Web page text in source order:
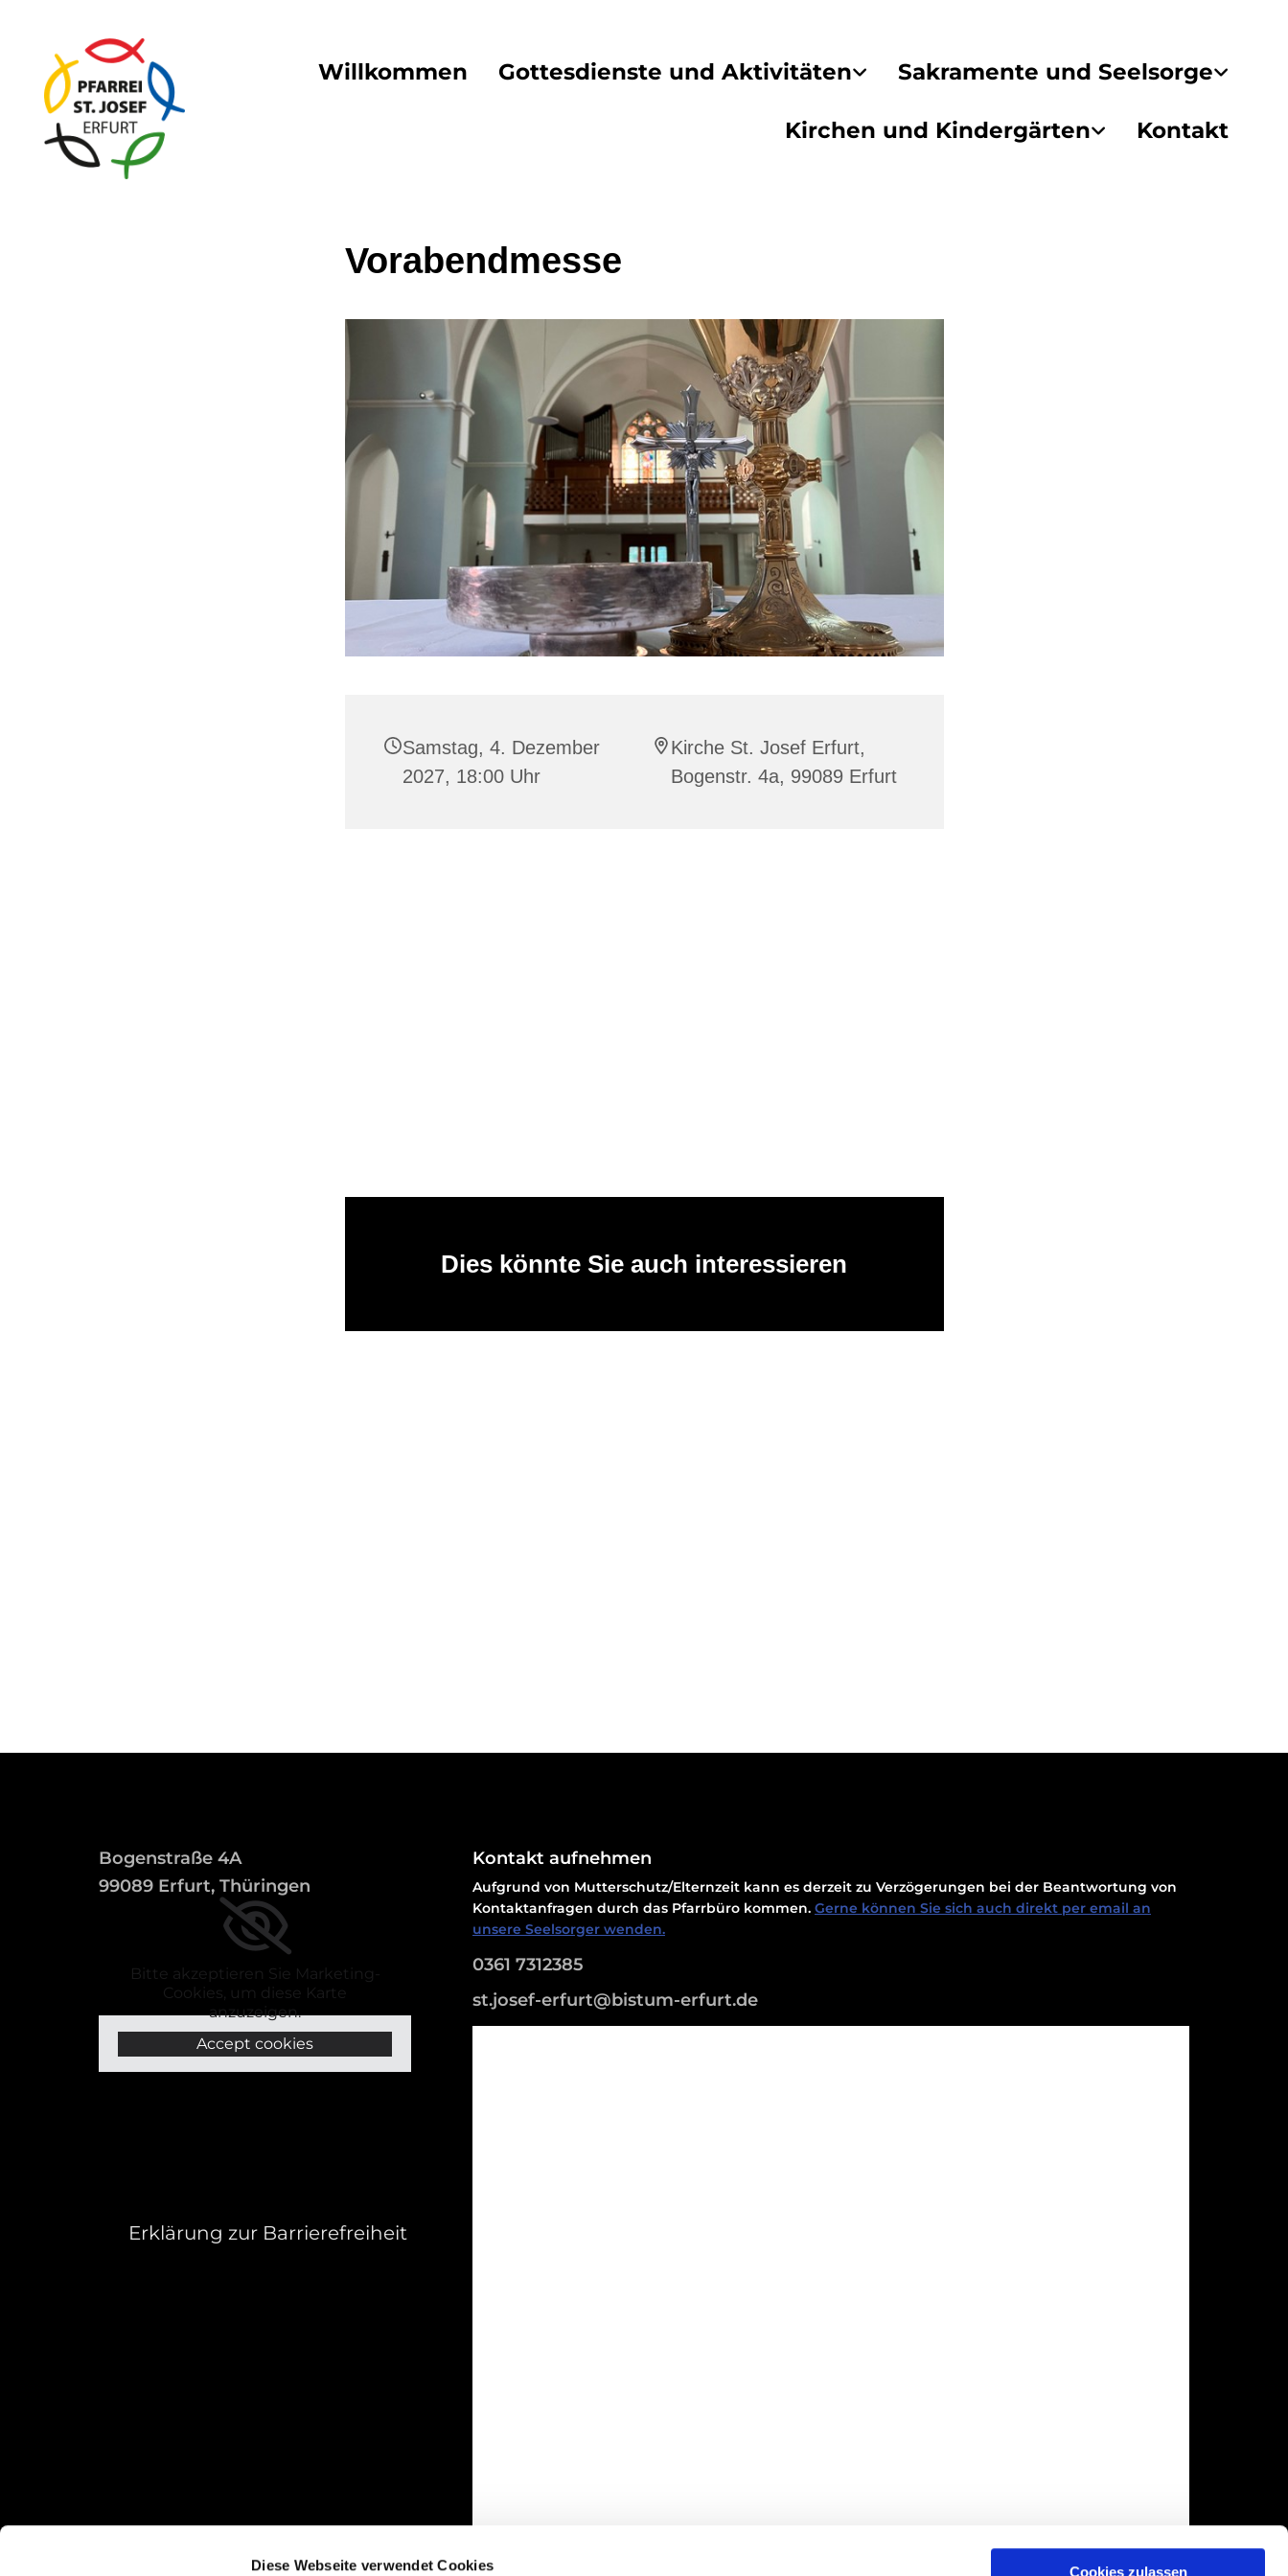
Diese Webseite verwendet Cookies Cookies zulassen
Willkommen Gottesdienste und Aktivitäten Sakramente und Seelsorge
Kirchen und Kindergärten Kontakt
Vorabendmesse
Samstag, 4. Dezember
2027, 18:00 Uhr
Kirche St. Josef Erfurt,
Bogenstr. 4a, 99089 Erfurt
Dies könnte Sie auch interessieren
Bogenstraße 4A
99089 Erfurt, Thüringen
Bitte akzeptieren Sie Marketing-
Cookies, um diese Karte
anzuzeigen.
Accept cookies
Erklärung zur Barrierefreiheit
Kontakt aufnehmen
Aufgrund von Mutterschutz/Elternzeit kann es derzeit zu Verzögerungen bei der Beantwortung von
Kontaktanfragen durch das Pfarrbüro kommen. Gerne können Sie sich auch direkt per email an
unsere Seelsorger wenden.
0361 7312385
st.josef-erfurt@bistum-erfurt.de